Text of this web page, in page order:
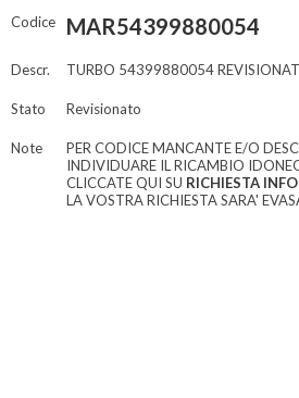
Codice MAR54399880054
Descr. TURBO 54399880054
Stato Revisionato
Note
PER CODICE MANCANTE E/O
INDIVIDUARE IL RICAMBIO
CLICCATE QUI SU RICHIESTA
LA VOSTRA RICHIESTA SARA'